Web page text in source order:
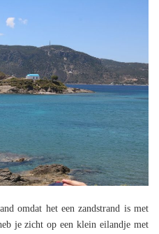
omdat het een zandstrand is met
je zicht op een klein eilandje met